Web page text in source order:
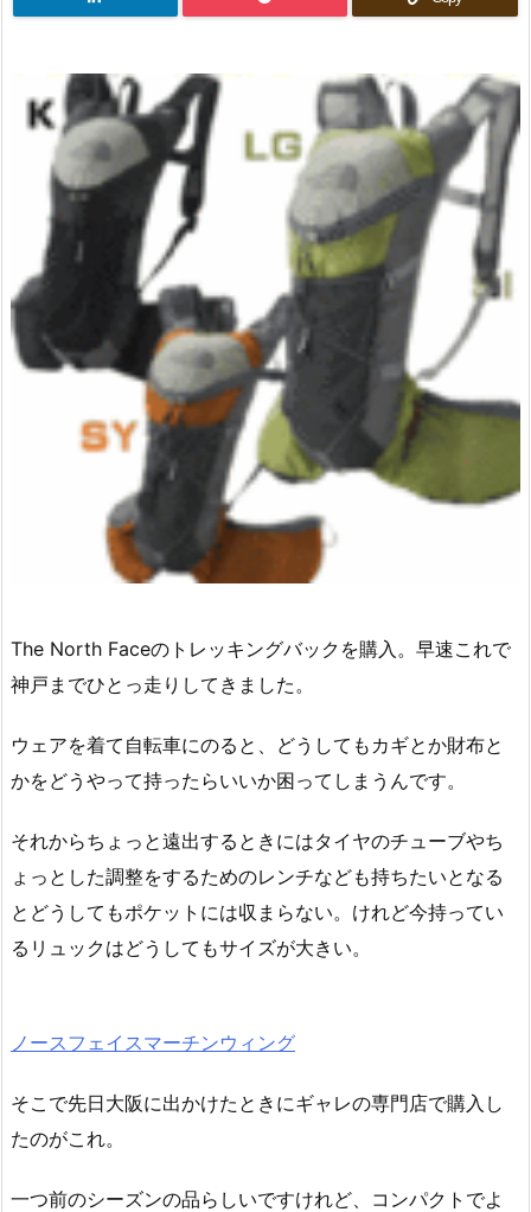
The North Faceのトレッキングバックを購入。早速これで
神戸までひとっ走りしてきました。
ウェアを着て自転車にのると、どうしてもカギとか財布と
かをどうやって持ったらいいか困ってしまうんです。
それからちょっと遠出するときにはタイヤのチューブやち
ょっとした調整をするためのレンチなども持ちたいとなる
とどうしてもポケットには収まらない。けれど今持ってい
るリュックはどうしてもサイズが大きい。
ノースフェイスマーチンウィング
そこで先日大阪に出かけたときにギャレの専門店で購入し
たのがこれ。
一つ前のシーズンの品らしいですけれど、コンパクトでよ